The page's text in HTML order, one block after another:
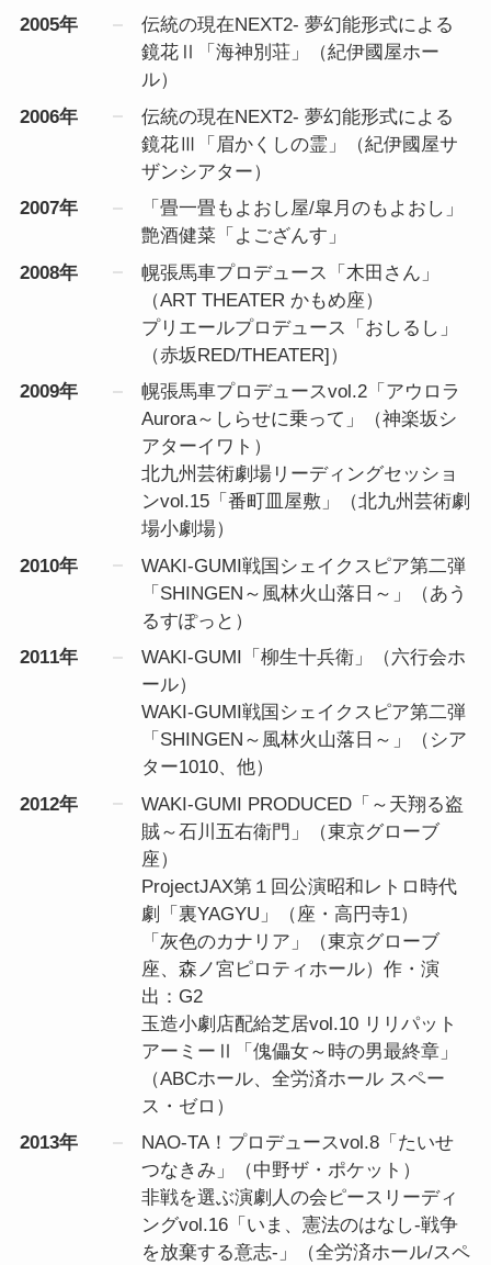
2005年
伝統の現在NEXT2- 夢幻能形式による
鏡花Ⅱ「海神別荘」（紀伊國屋ホー
ル）
2006年
伝統の現在NEXT2- 夢幻能形式による
鏡花Ⅲ「眉かくしの霊」（紀伊國屋サ
ザンシアター）
2007年
「畳一畳もよおし屋/皐月のもよおし」
艶酒健菜「よござんす」
2008年
幌張馬車プロデュース「木田さん」
（ART THEATER かもめ座）
プリエールプロデュース「おしるし」
（赤坂RED/THEATER]）
2009年
幌張馬車プロデュースvol.2「アウロラ
Aurora～しらせに乗って」（神楽坂シ
アターイワト）
北九州芸術劇場リーディングセッショ
ンvol.15「番町皿屋敷」（北九州芸術劇
場小劇場）
2010年
WAKI-GUMI戦国シェイクスピア第二弾
「SHINGEN～風林火山落日～」（あう
るすぽっと）
2011年
WAKI-GUMI「柳生十兵衛」（六行会ホ
ール）
WAKI-GUMI戦国シェイクスピア第二弾
「SHINGEN～風林火山落日～」（シア
ター1010、他）
2012年
WAKI-GUMI PRODUCED「～天翔る盗
賊～石川五右衛門」（東京グローブ
座）
ProjectJAX第１回公演昭和レトロ時代
劇「裏YAGYU」（座・高円寺1）
「灰色のカナリア」（東京グローブ
座、森ノ宮ピロティホール）作・演
出：G2
玉造小劇店配給芝居vol.10 リリパット
アーミーⅡ「傀儡女～時の男最終章」
（ABCホール、全労済ホール スペー
ス・ゼロ）
2013年
NAO-TA！プロデュースvol.8「たいせ
つなきみ」（中野ザ・ポケット）
非戦を選ぶ演劇人の会ピースリーディ
ングvol.16「いま、憲法のはなし-戦争
を放棄する意志-」（全労済ホール/スペ